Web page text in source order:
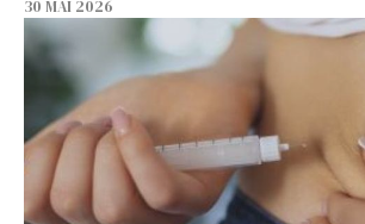
30 MAI 2026